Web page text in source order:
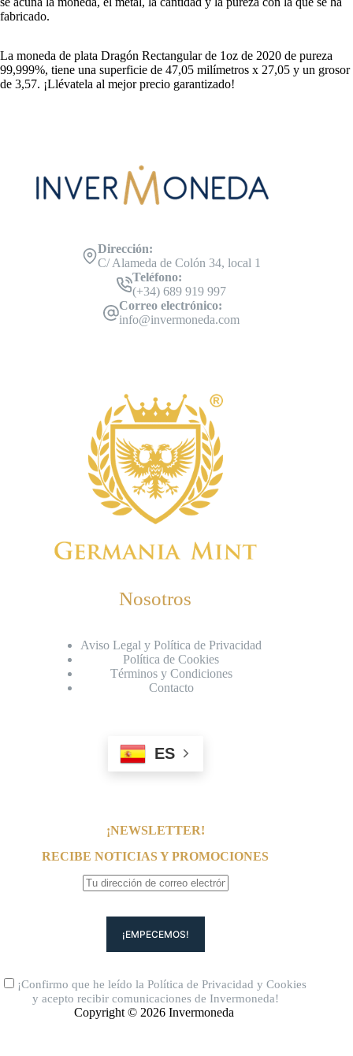
fabricado.
La moneda de plata Dragón Rectangular de 1oz de 2020 de pureza
99,999%, tiene una superficie de 47,05 milímetros x 27,05 y un grosor
de 3,57. ¡Llévatela al mejor precio garantizado!
Dirección:
C/ Alameda de Colón 34, local 1
Teléfono:
(+34) 689 919 997
Correo electrónico:
info@invermoneda.com
Nosotros
Aviso Legal y Política de Privacidad
Política de Cookies
Términos y Condiciones
Contacto
ES
¡NEWSLETTER!
RECIBE NOTICIAS Y PROMOCIONES
¡Confirmo que he leído laPolítica de Privacidad yCookies
y acepto recibir comunicaciones de Invermoneda!
Copyright © 2026 Invermoneda